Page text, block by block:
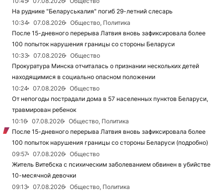
На руднике "Беларуськалия" погиб 29-летний слесарь
10:34
07.08.2026
Общество, Политика
После 15-дневного перерыва Латвия вновь зафиксировала более
100 попыток нарушения границы со стороны Беларуси
10:33
07.08.2026
Общество
Прокуратура Минска отчиталась о признании нескольких детей
находящимися в социально опасном положении
10:24
07.08.2026
Общество
От непогоды пострадали дома в 57 населенных пунктов Беларуси,
травмирован ребенок
10:16
07.08.2026
Общество, Политика
После 15-дневного перерыва Латвия вновь зафиксировала более
100 попыток нарушения границы со стороны Беларуси (подробно)
09:57
07.08.2026
Общество
Житель Витебска с психическим заболеванием обвинен в убийстве
10-месячной девочки
09:13
07.08.2026
Общество, Политика